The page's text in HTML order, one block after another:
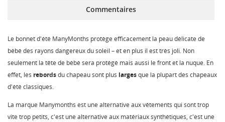
Commentaires
Le bonnet d'été ManyMonths protège efficacement la peau délicate de
bébé des rayons dangereux du soleil – et en plus il est très joli. Non
seulement la tête de bébé sera protégé mais aussi le front et la nuque. En
effet, les rebordsdu chapeau sont plus largesque la plupart des chapeaux
d'été classiques.
La marque Manymonths est une alternative aux vêtements qui sont trop
vite trop petits, c'est une alternative aux matériaux synthétiques, c'est une